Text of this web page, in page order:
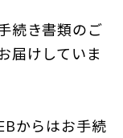
続き書類のご
届けしていま
からはお手続